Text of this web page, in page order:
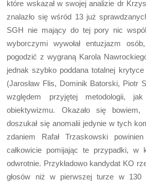
które wskazał w swojej analizie dr
znalazło się wśród 13 już
SGH nie mający do tej pory nic
wyborczymi wywołał entuzjazm
pogodzić z wygraną Karola
jednak szybko poddana totalnej
(Jarosław Flis, Dominik Batorski, Piotr
względem przyjętej metodologii,
obiektywizmu. Okazało się
doszukał się anomalii jedynie w tych
zdaniem Rafał Trzaskowski
całkowicie pomijając te przypadki, w
odwrotnie. Przykładowo kandydat KO
głosów niż w pierwszej turze w 130